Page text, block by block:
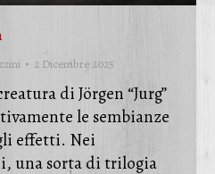
2 Dicembre 2025
di Jörgen “Jurg”
le sembianze
effetti. Nei
una sorta di trilogia